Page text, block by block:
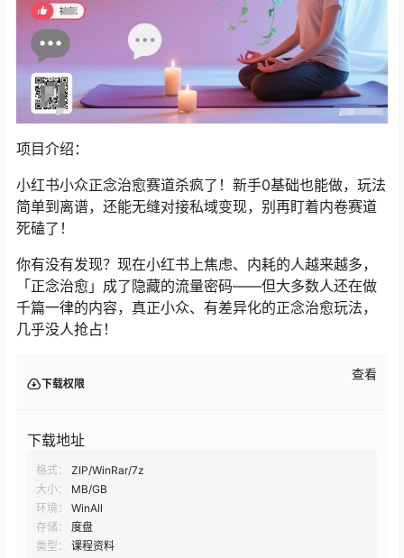
项目介绍：
小红书小众正念治愈赛道杀疯了！新手0基础也能做，玩法
简单到离谱，还能无缝对接私域变现，别再盯着内卷赛道
死磕了！
你有没有发现？现在小红书上焦虑、内耗的人越来越多，
「正念治愈」成了隐藏的流量密码——但大多数人还在做
千篇一律的内容，真正小众、有差异化的正念治愈玩法，
几乎没人抢占！
下载权限
查看
下载地址
格式：
ZIP/WinRar/7z
大小：
MB/GB
环境：
WinAll
存储：
度盘
类型：
课程资料